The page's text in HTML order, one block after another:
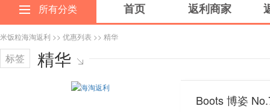
所有分类 首页 返利商家
米饭粒海淘返利 >> 优惠列表 >> 精华
标签 精华
Boots 博姿